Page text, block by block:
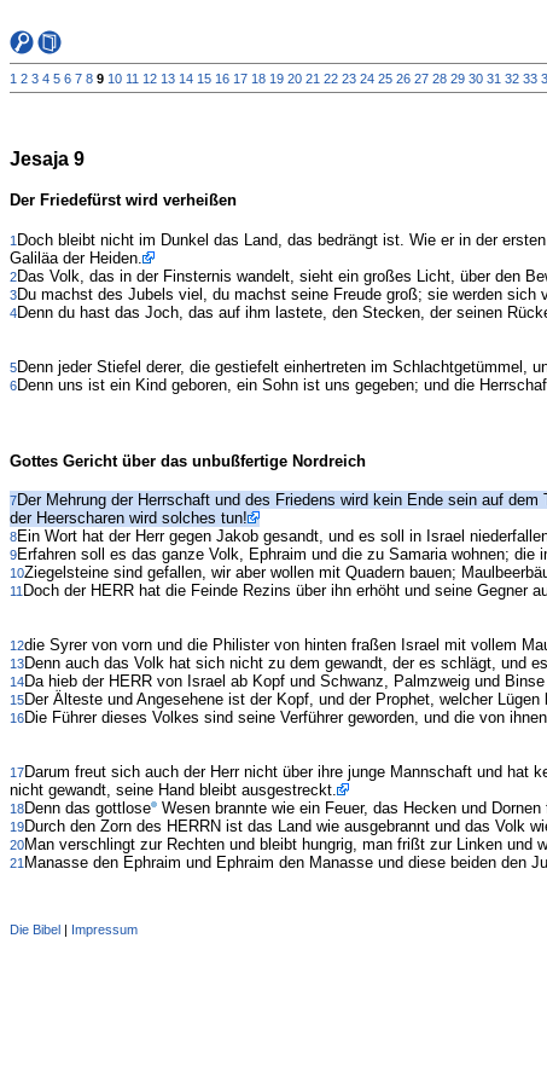
1 2 3 4 5 6 7 8 9 10 11 12 13 14 15 16 17 18 19 20 21 22 23 24 25 26 27 28 29 30 31 32 33
Jesaja 9
Der Friedefürst wird verheißen
1 Doch bleibt nicht im Dunkel das Land, das bedrängt ist. Wie er in der
Galiläa der Heiden.
2Das Volk, das in der Finsternis wandelt, sieht ein großes Licht, über den
3Du machst des Jubels viel, du machst seine Freude groß; sie werden
4Denn du hast das Joch, das auf ihm lastete, den Stecken, der seinen
5Denn jeder Stiefel derer, die gestiefelt einhertreten im Schlachtgetümmel,
6Denn uns ist ein Kind geboren, ein Sohn ist uns gegeben; und die
Gottes Gericht über das unbußfertige Nordreich
7Der Mehrung der Herrschaft und des Friedens wird kein Ende sein auf
der Heerscharen wird solches tun!
8Ein Wort hat der Herr gegen Jakob gesandt, und es soll in Israel
9Erfahren soll es das ganze Volk, Ephraim und die zu Samaria wohnen; die
10Ziegelsteine sind gefallen, wir aber wollen mit Quadern bauen;
11Doch der HERR hat die Feinde Rezins über ihn erhöht und seine Gegner
12die Syrer von vorn und die Philister von hinten fraßen Israel mit vollem
13Denn auch das Volk hat sich nicht zu dem gewandt, der es schlägt, und
14Da hieb der HERR von Israel ab Kopf und Schwanz, Palmzweig und
15Der Älteste und Angesehene ist der Kopf, und der Prophet, welcher Lügen
16Die Führer dieses Volkes sind seine Verführer geworden, und die von
17Darum freut sich auch der Herr nicht über ihre junge Mannschaft und hat
nicht gewandt, seine Hand bleibt ausgestreckt.
18Denn das gottlose Wesen brannte wie ein Feuer, das Hecken und
19Durch den Zorn des HERRN ist das Land wie ausgebrannt und das Volk
20Man verschlingt zur Rechten und bleibt hungrig, man frißt zur Linken
21Manasse den Ephraim und Ephraim den Manasse und diese beiden den
Die Bibel
Impressum